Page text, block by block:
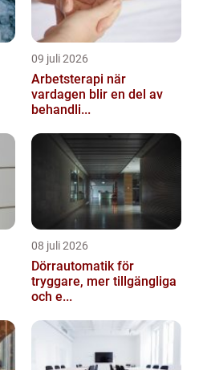
09 juli 2026
Arbetsterapi när
vardagen blir en del av
behandli...
08 juli 2026
Dörrautomatik för
tryggare, mer tillgängliga
och e...